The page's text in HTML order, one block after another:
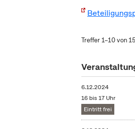
Treffer 1–10 von 15
6.12.2024
16 bis 17 Uhr
Eintritt frei